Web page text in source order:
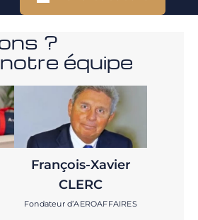
?
équipe
François-Xavier
CLERC
Fondateur d’AEROAFFAIRES